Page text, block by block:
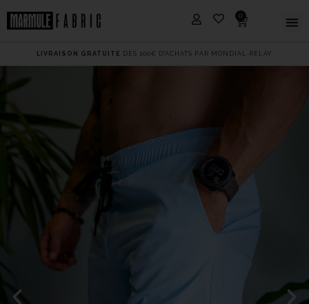
0
LIVRAISON GRATUITE DÈS 100€ D'ACHATS PAR MONDIAL RELAY